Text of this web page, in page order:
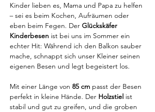
Kinder lieben es, Mama und Papa zu helfen
– sei es beim Kochen, Aufräumen oder
eben beim Fegen. Der Glückskäfer
Kinderbesen ist bei uns im Sommer ein
echter Hit: Während ich den Balkon sauber
mache, schnappt sich unser Kleiner seinen
eigenen Besen und legt begeistert los.
Mit einer Länge von 85 cm passt der Besen
perfekt in kleine Hände. Der Holzstiel ist
stabil und gut zu greifen, und die groben